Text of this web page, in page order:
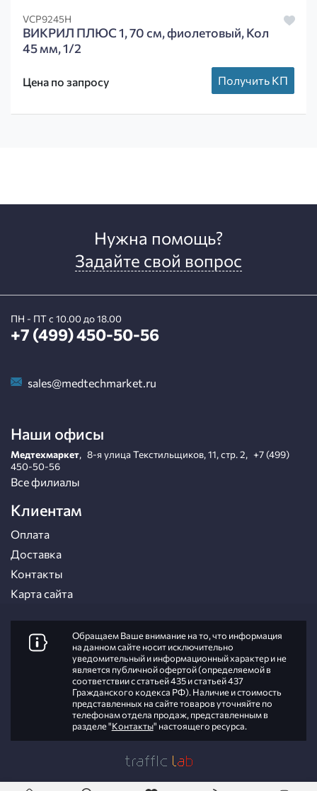
VCP9245H
ВИКРИЛ ПЛЮС 1, 70 см, фиолетовый, Кол
45 мм, 1/2
Цена по запросу Получить КП
Нужна помощь?
Задайте свой вопрос
ПН - ПТ с 10.00 до 18.00
+7 (499) 450-50-56
sales@medtechmarket.ru
Наши офисы
Медтехмаркет, 8-я улица Текстильщиков, 11, стр. 2, +7 (499)
450-50-56
Все филиалы
Клиентам
Оплата
Доставка
Контакты
Карта сайта
Обращаем Ваше внимание на то, что информация
на данном сайте носит исключительно
уведомительный и информационный характер и не
является публичной офертой (определяемой в
соответствии с статьей 435 и статьей 437
Гражданского кодекса РФ). Наличие и стоимость
представленных на сайте товаров уточняйте по
телефонам отдела продаж, представленным в
разделе "Контакты" настоящего ресурса.